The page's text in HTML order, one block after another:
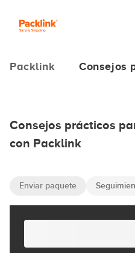
Packlink Consejos
Consejos prácticos
con Packlink
Enviar paquete